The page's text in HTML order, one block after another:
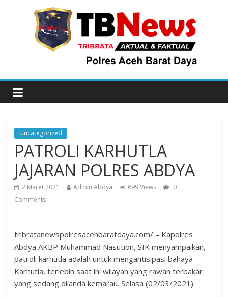
Uncategorized
PATROLI KARHUTLA
JAJARAN POLRES ABDYA
2 Maret 2021 Admin Abdya 699 Views
0
Comments
tribratanewspolresacehbaratdaya.com/ – Kapolres
Abdya AKBP Muhammad Nasution, SIK menyampaikan,
patroli karhutla adalah untuk mengantisipasi bahaya
Karhutla, terlebih saat ini wilayah yang rawan terbakar
yang sedang dilanda kemarau. Selasa (02/03/2021)